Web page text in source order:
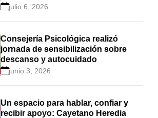
estudiantes en Cayetano Heredia
julio 6, 2026
Consejería Psicológica realizó
jornada de sensibilización sobre
descanso y autocuidado
junio 3, 2026
Un espacio para hablar, confiar y
recibir apoyo: Cayetano Heredia